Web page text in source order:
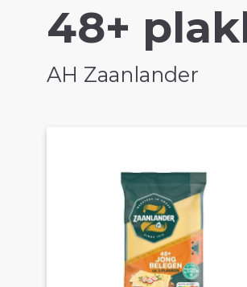
48+
AH Zaanlander